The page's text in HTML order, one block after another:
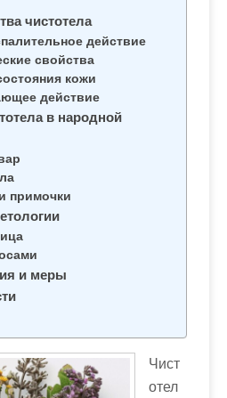
чистотела
действие
свойства
кожи
действие
в народной
примочки
и меры
Чист
отел